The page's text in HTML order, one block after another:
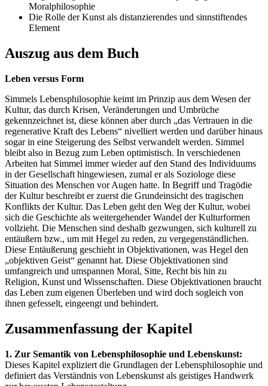
Moralphilosophie
Die Rolle der Kunst als distanzierendes und sinnstiftendes
Element
Auszug aus dem Buch
Leben versus Form
Simmels Lebensphilosophie keimt im Prinzip aus dem Wesen der
Kultur, das durch Krisen, Veränderungen und Umbrüche
gekennzeichnet ist, diese können aber durch „das Vertrauen in die
regenerative Kraft des Lebens“ nivelliert werden und darüber hinaus
sogar in eine Steigerung des Selbst verwandelt werden. Simmel
bleibt also in Bezug zum Leben optimistisch. In verschiedenen
Arbeiten hat Simmel immer wieder auf den Stand des Individuums
in der Gesellschaft hingewiesen, zumal er als Soziologe diese
Situation des Menschen vor Augen hatte. In Begriff und Tragödie
der Kultur beschreibt er zuerst die Grundeinsicht des tragischen
Konflikts der Kultur. Das Leben geht den Weg der Kultur, wobei
sich die Geschichte als weitergehender Wandel der Kulturformen
vollzieht. Die Menschen sind deshalb gezwungen, sich kulturell zu
entäußern bzw., um mit Hegel zu reden, zu vergegenständlichen.
Diese Entäußerung geschieht in Objektivationen, was Hegel den
„objektiven Geist“ genannt hat. Diese Objektivationen sind
umfangreich und umspannen Moral, Sitte, Recht bis hin zu
Religion, Kunst und Wissenschaften. Diese Objektivationen braucht
das Leben zum eigenen Überleben und wird doch sogleich von
ihnen gefesselt, eingeengt und behindert.
Zusammenfassung der Kapitel
1. Zur Semantik von Lebensphilosophie und Lebenskunst:
Dieses Kapitel expliziert die Grundlagen der Lebensphilosophie und
definiert das Verständnis von Lebenskunst als geistiges Handwerk